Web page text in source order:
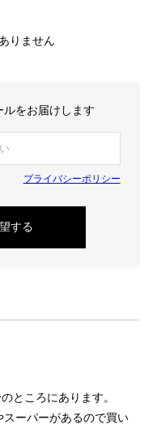
りません
ルをお届けします
プライバシーポリシー
する
ところにあります。
ーパーがあるので買い